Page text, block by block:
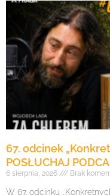
67. odcinek
POSŁUCHAJ
6 sierpnia, 2026 Brak
W 67. odcinku